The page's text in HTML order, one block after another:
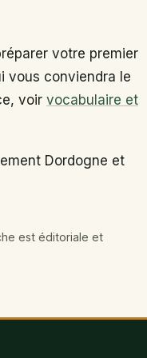
votre premier
vous conviendra le
voir vocabulaire et
Dordogne et
est éditoriale et